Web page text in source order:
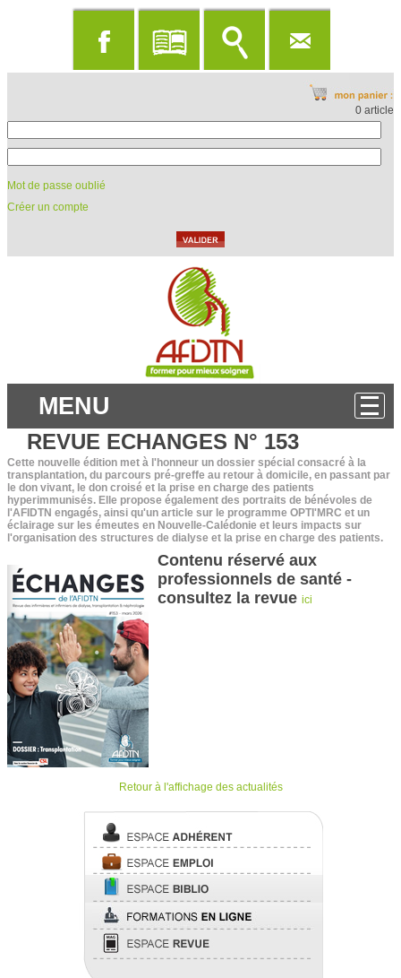
0 article
Mot de passe oublié
Créer un compte
MENU
REVUE ECHANGES N° 153
Cette nouvelle édition met à l'honneur un dossier spécial consacré à la
transplantation, du parcours pré-greffe au retour à domicile, en passant par
le don vivant, le don croisé et la prise en charge des patients
hyperimmunisés. Elle propose également des portraits de bénévoles de
l'AFIDTN engagés, ainsi qu'un article sur le programme OPTI'MRC et un
éclairage sur les émeutes en Nouvelle-Calédonie et leurs impacts sur
l'organisation des structures de dialyse et la prise en charge des patients.
Contenu réservé aux
professionnels de santé -
consultez la revue ici
Retour à l'affichage des actualités